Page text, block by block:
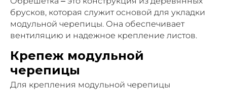
брусков, которая служит основой для укладки
модульной черепицы. Она обеспечивает
вентиляцию и надежное крепление листов.
Крепеж модульной
черепицы
Для крепления модульной черепицы